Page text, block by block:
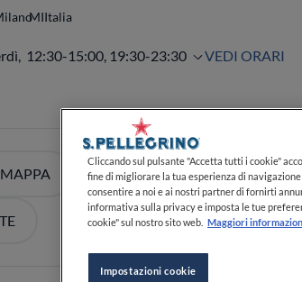
MIItalia
12:30-15:00, 19:30-23:30 VEDI ORARI
+39 02 5411 8711
Cliccando sul pulsante "Accetta tutti i cookie"
fine di migliorare la tua esperienza di
consentire a noi e ai nostri partner di fornirti
informativa sulla privacy e imposta le tue
cookie" sul nostro sito web. Maggiori
Impostazioni cookie